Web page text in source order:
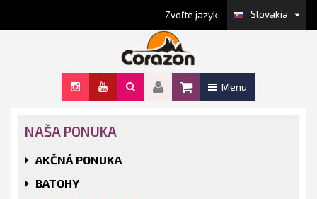
Zvoľte jazyk: Slovakia
Menu
NAŠA PONUKA
AKČNÁ PONUKA
BATOHY